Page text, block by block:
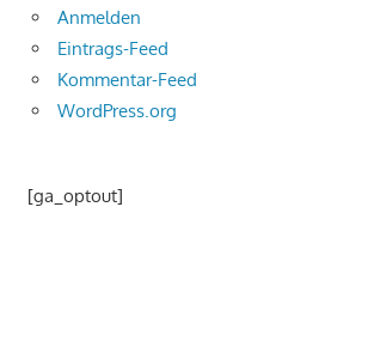
Anmelden
Eintrags-Feed
Kommentar-Feed
WordPress.org
[ga_optout]